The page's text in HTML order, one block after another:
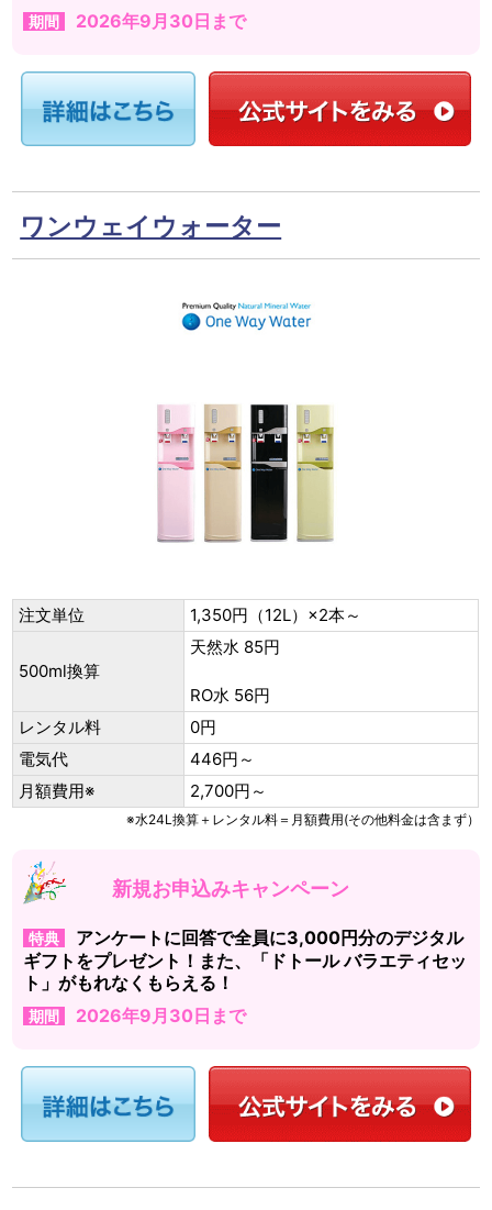
期間 2026年9月30日まで
ワンウェイウォーター
注文単位 1,350円（12L）×2本～
500ml換算
天然水 85円
RO水 56円
レンタル料
0円
電気代
446円～
月額費用※
2,700円～
※水24L換算＋レンタル料＝月額費用(その他料金は含まず）
新規お申込みキャンペーン
特典
アンケートに回答で全員に3,000円分のデジタル
ギフトをプレゼント！また、「ドトール バラエティセッ
ト」がもれなくもらえる！
期間 2026年9月30日まで